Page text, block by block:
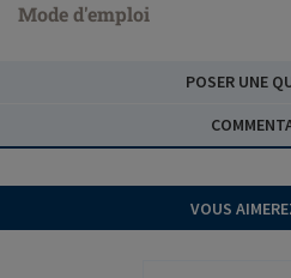
Mode d'emploi
POSER UNE
VOUS